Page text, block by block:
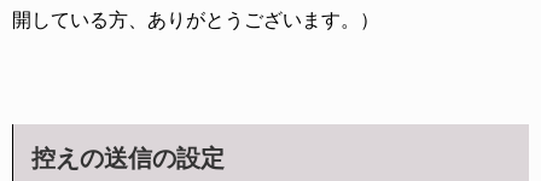
開している方、ありがとうございます。）
控えの送信の設定